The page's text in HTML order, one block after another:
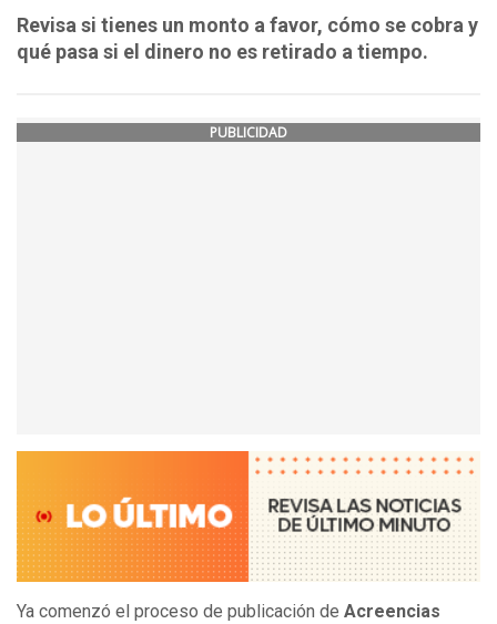
Revisa si tienes un monto a favor, cómo se cobra y
qué pasa si el dinero no es retirado a tiempo.
PUBLICIDAD
Ya comenzó el proceso de publicación de Acreencias